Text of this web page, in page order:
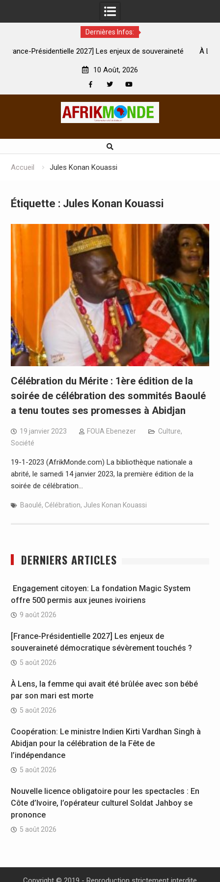
Dernières Infos:
Les enjeux de souveraineté
À Lens, la femme qui avait
10 Août, 2026
Accueil Jules Konan Kouassi
Étiquette : Jules Konan Kouassi
Célébration du Mérite : 1ère édition de la
soirée de célébration des sommités Baoulé
a tenu toutes ses promesses à Abidjan
19 janvier 2023 FOUA Ebenezer Culture,
Société
19-1-2023 (AfrikMonde.com) La bibliothèque nationale a
abrité, le samedi 14 janvier 2023, la première édition de la
soirée de célébration…
Baoulé, Célébration, Jules Konan Kouassi
DERNIERS ARTICLES
Engagement citoyen: La fondation Magic System
offre 500 permis aux jeunes ivoiriens
9 août 2026
[France-Présidentielle 2027] Les enjeux de
souveraineté démocratique sévèrement touchés ?
5 août 2026
À Lens, la femme qui avait été brûlée avec son bébé
par son mari est morte
5 août 2026
Coopération: Le ministre Indien Kirti Vardhan Singh à
Abidjan pour la célébration de la Fête de
l’indépendance
5 août 2026
Nouvelle licence obligatoire pour les spectacles : En
Côte d’Ivoire, l’opérateur culturel Soldat Jahboy se
prononce
5 août 2026